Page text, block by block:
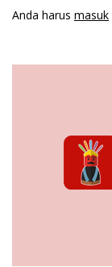
Anda harus masuk